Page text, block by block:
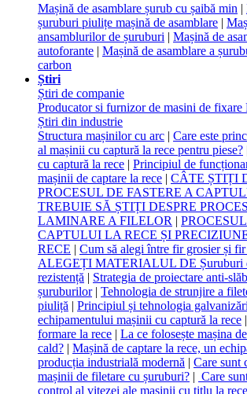
Mașină de asamblare șurub cu șaibă min |
șuruburi piulițe mașină de asamblare |
ansamblurilor de șuruburi | Mașină de
autoforante | Mașină de asamblare a
carbon
Știri
Știri de companie
Producator si furnizor de masini de
Știri din industrie
Structura mașinilor cu arc | Care este
al mașinii cu captură la rece pentru piese?
cu captură la rece | Principiul de
mașinii de captare la rece | CÂTE ȘTIȚI
PROCESUL DE FASTERE A
TREBUIE SĂ ȘTIȚI DESPRE
LAMINARE A FILELOR |
CAPTULUI LA RECE ȘI
RECE | Cum să alegi între fir grosier și
ALEGEȚI MATERIALUL DE Șuruburi
rezistență | Strategia de proiectare anti-
șuruburilor| Tehnologia de strunjire a
piuliță | Principiul și tehnologia
echipamentului mașinii cu captură la rece |
formare la rece | La ce folosește mașina
cald? | Mașină de captare la rece, un
producția industrială modernă | Care sunt
mașinii de filetare cu șuruburi? |
Care
control al vitezei ale mașinii cu titlu la